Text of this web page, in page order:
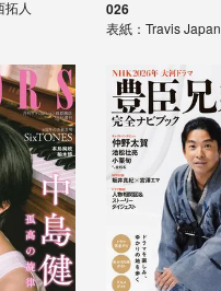
人 026
表紙：Travis Japan